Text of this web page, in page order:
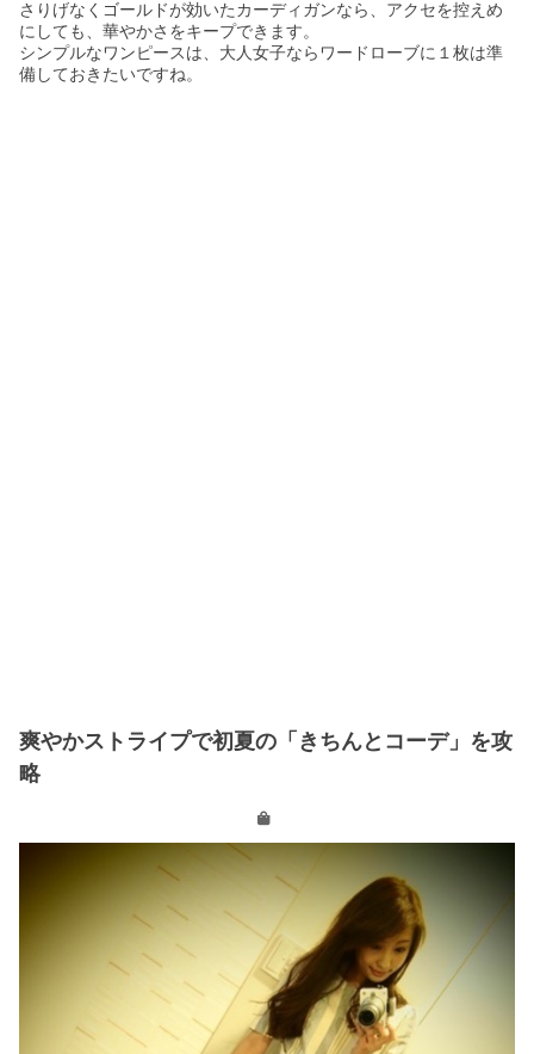
さりげなくゴールドが効いたカーディガンなら、アクセを控えめ
にしても、華やかさをキープできます。
シンプルなワンピースは、大人女子ならワードローブに１枚は準
備しておきたいですね。
爽やかストライプで初夏の「きちんとコーデ」を攻
略